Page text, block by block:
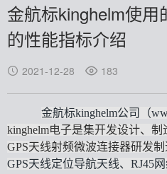
金航标kinghelm使
的性能指标介绍
2021-12-28 183
金航标kinghelm公司（
kinghelm电子是集开发设计、
GPS天线射频微波连接器研发制
GPS天线定位导航天线、RJ45